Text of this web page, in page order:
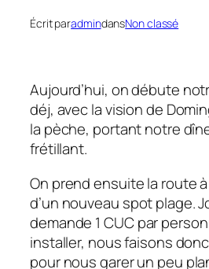
Écrit paradmindansNon classé
Aujourd’hui, on débute
déj, avec la vision de
la pèche, portant notre
frétillant.
On prend ensuite la route
d’un nouveau spot plage.
demande 1 CUC par
installer, nous faisons
pour nous garer un peu